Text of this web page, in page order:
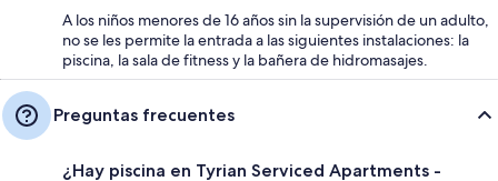
A los niños menores de 16 años sin la supervisión de un adulto,
no se les permite la entrada a las siguientes instalaciones: la
piscina, la sala de fitness y la bañera de hidromasajes.
Preguntas frecuentes
¿Hay piscina en Tyrian Serviced Apartments -